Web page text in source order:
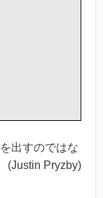
出すのではな
(Justin Pryzby)